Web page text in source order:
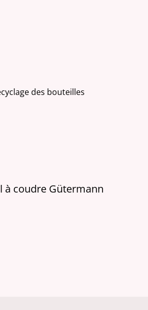
des bouteilles
à coudre Gütermann